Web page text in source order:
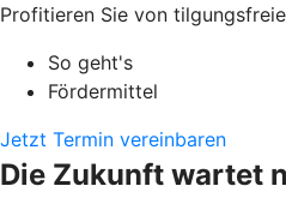
Profitieren Sie von
So geht's
Fördermittel
Jetzt Termin vereinbaren
Die Zukunft wartet